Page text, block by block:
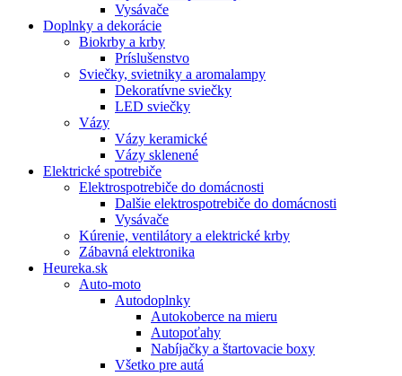
Vysávače
Doplnky a dekorácie
Biokrby a krby
Príslušenstvo
Sviečky, svietniky a aromalampy
Dekoratívne sviečky
LED sviečky
Vázy
Vázy keramické
Vázy sklenené
Elektrické spotrebiče
Elektrospotrebiče do domácnosti
Dalšie elektrospotrebiče do domácnosti
Vysávače
Kúrenie, ventilátory a elektrické krby
Zábavná elektronika
Heureka.sk
Auto-moto
Autodoplnky
Autokoberce na mieru
Autopoťahy
Nabíjačky a štartovacie boxy
Všetko pre autá